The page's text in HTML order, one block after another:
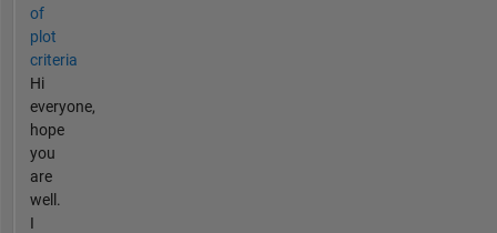
of
plot
criteria
Hi
everyone,
hope
you
are
well.
I